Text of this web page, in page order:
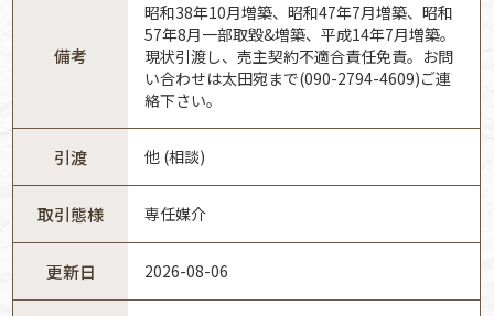
備考
昭和38年10月増築、昭和47年7月増築、昭和
57年8月一部取毀&増築、平成14年7月増築。
現状引渡し、売主契約不適合責任免責。お問
い合わせは太田宛まで(090-2794-4609)ご連
絡下さい。
引渡 他 (相談)
取引態様 専任媒介
更新日 2026-08-06